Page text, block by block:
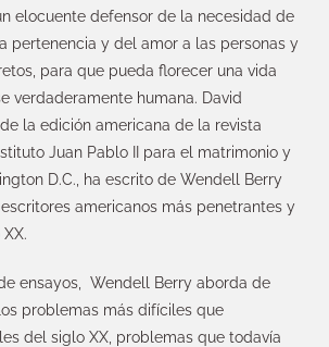
elocuente defensor de la necesidad de
pertenencia y del amor a las personas y
para que pueda florecer una vida
verdaderamente humana. David
la edición americana de la revista
Juan Pablo II para el matrimonio y
D.C., ha escrito de Wendell Berry
americanos más penetrantes y
ensayos, Wendell Berry aborda de
problemas más difíciles que
del siglo XX, problemas que todavía